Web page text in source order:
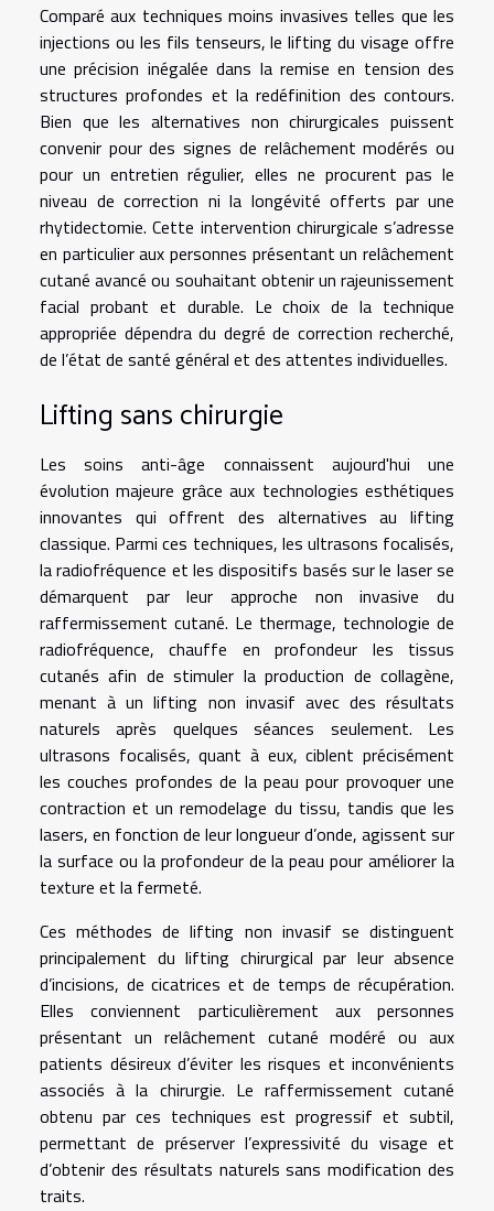
Comparé aux techniques moins invasives telles que les
injections ou les fils tenseurs, le lifting du visage offre
une précision inégalée dans la remise en tension des
structures profondes et la redéfinition des contours.
Bien que les alternatives non chirurgicales puissent
convenir pour des signes de relâchement modérés ou
pour un entretien régulier, elles ne procurent pas le
niveau de correction ni la longévité offerts par une
rhytidectomie. Cette intervention chirurgicale s’adresse
en particulier aux personnes présentant un relâchement
cutané avancé ou souhaitant obtenir un rajeunissement
facial probant et durable. Le choix de la technique
appropriée dépendra du degré de correction recherché,
de l’état de santé général et des attentes individuelles.
Lifting sans chirurgie
Les soins anti-âge connaissent aujourd'hui une
évolution majeure grâce aux technologies esthétiques
innovantes qui offrent des alternatives au lifting
classique. Parmi ces techniques, les ultrasons focalisés,
la radiofréquence et les dispositifs basés sur le laser se
démarquent par leur approche non invasive du
raffermissement cutané. Le thermage, technologie de
radiofréquence, chauffe en profondeur les tissus
cutanés afin de stimuler la production de collagène,
menant à un lifting non invasif avec des résultats
naturels après quelques séances seulement. Les
ultrasons focalisés, quant à eux, ciblent précisément
les couches profondes de la peau pour provoquer une
contraction et un remodelage du tissu, tandis que les
lasers, en fonction de leur longueur d’onde, agissent sur
la surface ou la profondeur de la peau pour améliorer la
texture et la fermeté.
Ces méthodes de lifting non invasif se distinguent
principalement du lifting chirurgical par leur absence
d’incisions, de cicatrices et de temps de récupération.
Elles conviennent particulièrement aux personnes
présentant un relâchement cutané modéré ou aux
patients désireux d’éviter les risques et inconvénients
associés à la chirurgie. Le raffermissement cutané
obtenu par ces techniques est progressif et subtil,
permettant de préserver l’expressivité du visage et
d’obtenir des résultats naturels sans modification des
traits.